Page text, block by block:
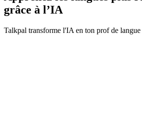
grâce à l’IA
Talkpal transforme l'IA en ton prof de langue